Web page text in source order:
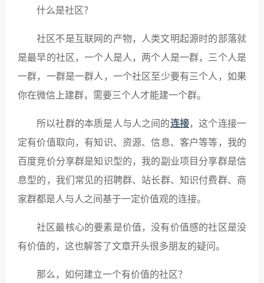
什么是社区？
社区不是互联网的产物，人类文明起源时的部落就
是最早的社区，一个人是人，两个人是一群，三个人是
一群，一群是一群人，一个社区至少要有三个人，如果
你在微信上建群，需要三个人才能建一个群。
所以社群的本质是人与人之间的连接，这个连接一
定有价值取向，有知识、资源、信息、客户等等，我的
百度竞价分享群是知识型的，我的副业项目分享群是信
息型的，我们常见的招聘群、站长群、知识付费群、商
家群都是人与人之间基于一定价值观的连接。
社区最核心的要素是价值，没有价值感的社区是没
有价值的，这也解答了文章开头很多朋友的疑问。
那么，如何建立一个有价值的社区？